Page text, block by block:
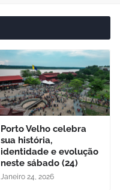
Porto Velho celebra
sua história,
identidade e evolução
neste sábado (24)
Janeiro 24, 2026